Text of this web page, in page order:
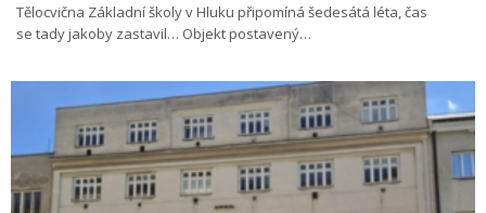
Tělocvična Základní školy v Hluku připomíná šedesátá léta, čas
se tady jakoby zastavil… Objekt postavený…